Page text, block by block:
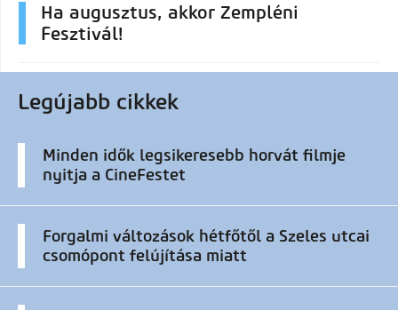
Ha augusztus, akkor Zempléni
Fesztivál!
Legújabb cikkek
Minden idők legsikeresebb horvát filmje
nyitja a CineFestet
Forgalmi változások hétfőtől a Szeles utcai
csomópont felújítása miatt